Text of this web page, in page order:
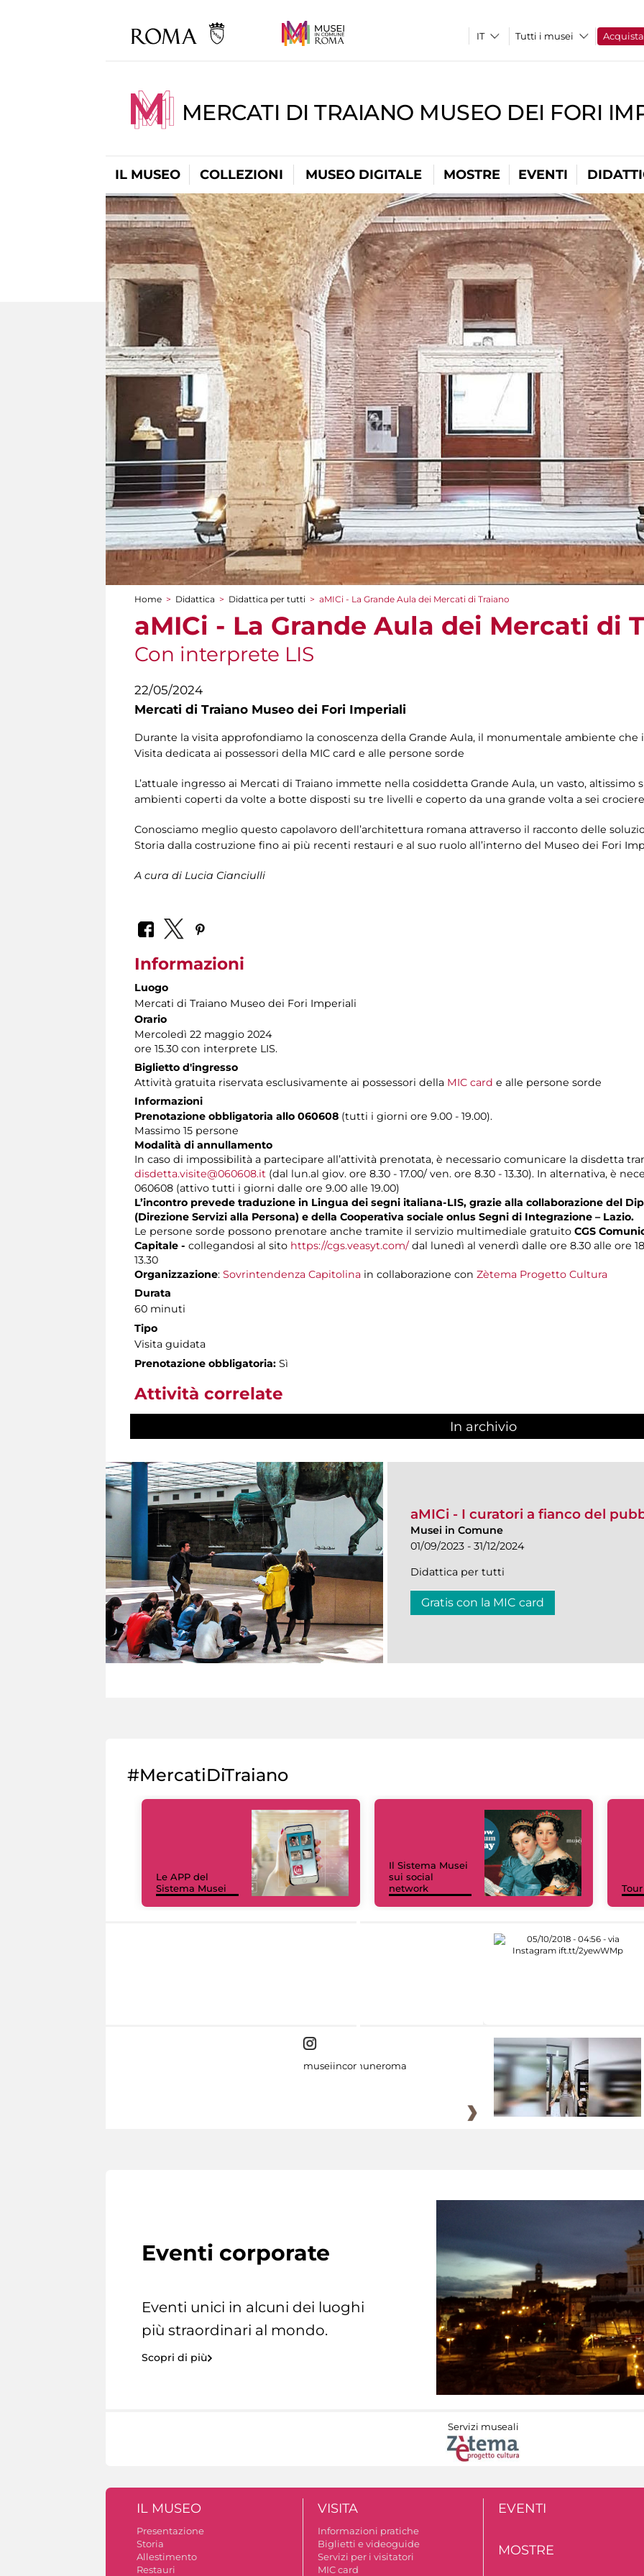
Tutti i musei Acquista
MERCATI DI TRAIANO MUSEO DEI FORI
IL MUSEO COLLEZIONI MUSEO DIGITALE MOSTRE EVENTI
Tu sei qui
Home > Didattica > Didattica per tutti > aMICi - La Grande Aula dei Mercati di Traiano
aMICi - La Grande Aula dei Mercati di
Con interprete LIS
22/05/2024
Mercati di Traiano Museo dei Fori Imperiali
Durante la visita approfondiamo la conoscenza della Grande Aula, il monumentale ambiente che
Visita dedicata ai possessori della MIC card e alle persone sorde
L’attuale ingresso ai Mercati di Traiano immette nella cosiddetta Grande Aula, un vasto, altissimo
ambienti coperti da volte a botte disposti su tre livelli e coperto da una grande volta a sei
Conosciamo meglio questo capolavoro dell’architettura romana attraverso il racconto delle
Storia dalla costruzione fino ai più recenti restauri e al suo ruolo all’interno del Museo dei Fori
A cura di Lucia Cianciulli
Informazioni
Luogo
Mercati di Traiano Museo dei Fori Imperiali
Orario
Mercoledì 22 maggio 2024
ore 15.30 con interprete LIS.
Biglietto d'ingresso
Attività gratuita riservata esclusivamente ai possessori della MIC card e alle persone sorde
Informazioni
Prenotazione obbligatoria allo 060608 (tutti i giorni ore 9.00 - 19.00).
Massimo 15 persone
Modalità di annullamento
In caso di impossibilità a partecipare all’attività prenotata, è necessario comunicare la disdetta
disdetta.visite@060608.it (dal lun.al giov. ore 8.30 - 17.00/ ven. ore 8.30 - 13.30). In alternativa, è
060608 (attivo tutti i giorni dalle ore 9.00 alle 19.00)
L’incontro prevede traduzione in Lingua dei segni italiana-LIS, grazie alla collaborazione del
(Direzione Servizi alla Persona) e della Cooperativa sociale onlus Segni di Integrazione – Lazio.
Le persone sorde possono prenotare anche tramite il servizio multimediale gratuito CGS
Capitale - collegandosi al sito https://cgs.veasyt.com/dal lunedì al venerdì dalle ore 8.30 alle ore
13.30
Organizzazione: Sovrintendenza Capitolina in collaborazione con Zètema Progetto Cultura
Durata
60 minuti
Tipo
Visita guidata
Prenotazione obbligatoria: Sì
Attività correlate
In archivio
aMICi - I curatori a fianco del
Musei in Comune
01/09/2023 - 31/12/2024
Didattica per tutti
Gratis con la MIC card
#MercatiDiTraiano
Le APP del
Sistema Musei
Il Sistema Musei
sui social
network
museiincomuneroma
Eventi corporate
Eventi unici in alcuni dei luoghi
più straordinari al mondo.
Scopri di più
Servizi museali
IL MUSEO
Presentazione
Storia
Allestimento
Restauri
VISITA
Informazioni pratiche
Biglietti e videoguide
Servizi per i visitatori
MIC card
EVENTI
MOSTRE